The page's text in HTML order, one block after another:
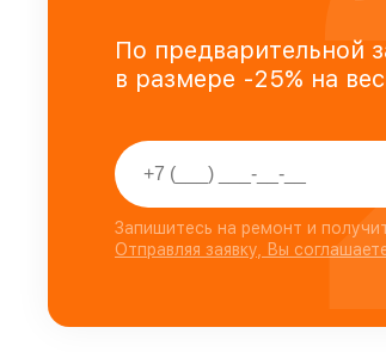
По предварительной
в размере -25% на
Запишитесь на ремонт и
Отправляя заявку, Вы